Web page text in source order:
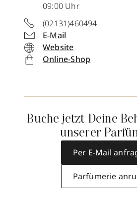
09:00 Uhr
(02131)460494
E-Mail
Website
Online-Shop
Buche jetzt Deine
unserer
Per E-Mail
Parfümerie